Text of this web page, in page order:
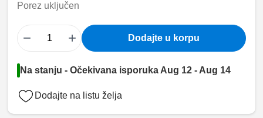
Porez uključen
− + Dodajte u korpu
Na stanju - Očekivana isporuka Aug 12 - Aug 14
Dodajte na listu želja